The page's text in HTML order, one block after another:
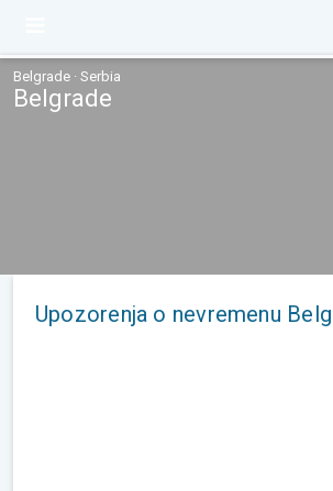
Belgrade · Serbia
Belgrade
Upozorenja o nevremenu